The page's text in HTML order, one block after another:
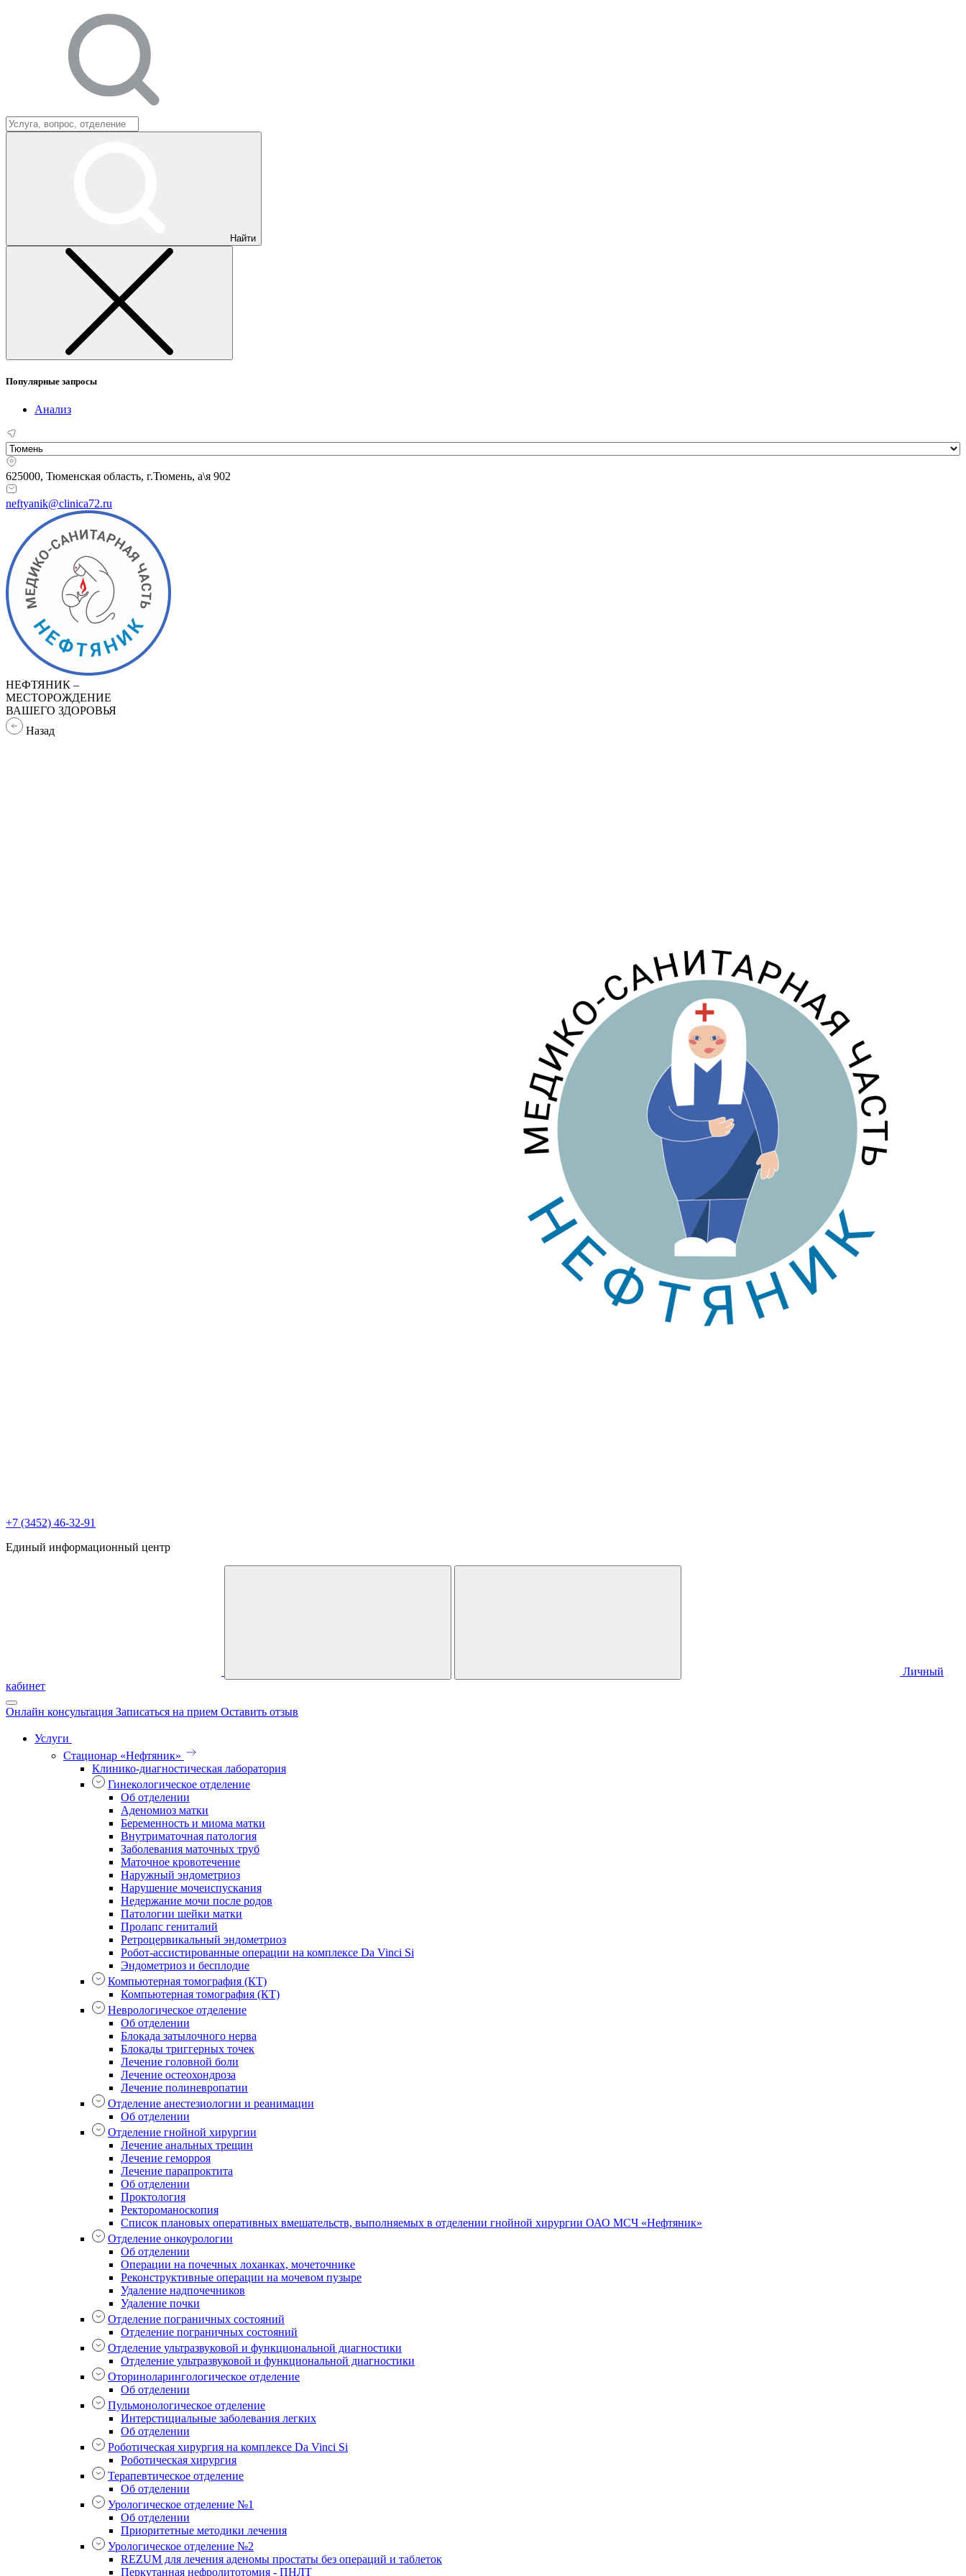
Найти
Популярные запросы
Анализ
625000, Тюменская область, г.Тюмень, а\я 902
neftyanik@clinica72.ru
НЕФТЯНИК –
МЕСТОРОЖДЕНИЕ
ВАШЕГО ЗДОРОВЬЯ
Назад
+7 (3452) 46-32-91
Единый информационный центр
Личный
кабинет
Онлайн консультация Записаться на прием Оставить отзыв
Услуги
Стационар «Нефтяник»
Клинико-диагностическая лаборатория
Гинекологическое отделение
Об отделении
Аденомиоз матки
Беременность и миома матки
Внутриматочная патология
Заболевания маточных труб
Маточное кровотечение
Наружный эндометриоз
Нарушение мочеиспускания
Недержание мочи после родов
Патологии шейки матки
Пролапс гениталий
Ретроцервикальный эндометриоз
Робот-ассистированные операции на комплексе Da Vinci Si
Эндометриоз и бесплодие
Компьютерная томография (КТ)
Компьютерная томография (КТ)
Неврологическое отделение
Об отделении
Блокада затылочного нерва
Блокады триггерных точек
Лечение головной боли
Лечение остеохондроза
Лечение полиневропатии
Отделение анестезиологии и реанимации
Об отделении
Отделение гнойной хирургии
Лечение анальных трещин
Лечение геморроя
Лечение парапроктита
Об отделении
Проктология
Ректороманоскопия
Список плановых оперативных вмешательств, выполняемых в отделении гнойной хирургии ОАО МСЧ «Нефтяник»
Отделение онкоурологии
Об отделении
Операции на почечных лоханках, мочеточнике
Реконструктивные операции на мочевом пузыре
Удаление надпочечников
Удаление почки
Отделение пограничных состояний
Отделение пограничных состояний
Отделение ультразвуковой и функциональной диагностики
Отделение ультразвуковой и функциональной диагностики
Оториноларингологическое отделение
Об отделении
Пульмонологическое отделение
Интерстициальные заболевания легких
Об отделении
Роботическая хирургия на комплексе Da Vinci Si
Роботическая хирургия
Терапевтическое отделение
Об отделении
Урологическое отделение №1
Об отделении
Приоритетные методики лечения
Урологическое отделение №2
REZUM для лечения аденомы простаты без операций и таблеток
Перкутанная нефролитотомия - ПНЛТ